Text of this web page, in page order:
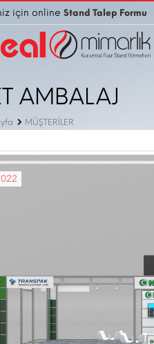
için online Stand Talep Formu
AMBALAJ
MÜŞTERİLER